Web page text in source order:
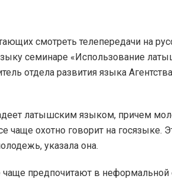
смотреть телепередачи на
семинаре «Использование
отдела развития языка Агентства
латышским языком, причем
чаще охотно говорит на госязыке.
указала она.
предпочитают в неформальной